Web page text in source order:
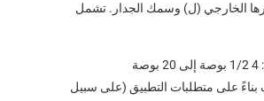
الخارجي (ل) وسمك الجدار. تشمل
: 4 1/2 بوصة إلى 20 بوصة
بناءً على متطلبات التطبيق (على سبيل